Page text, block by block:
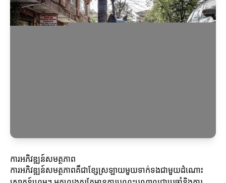
ការអភិវឌ្ឍន៍សមត្ថភាព
ការអភិវឌ្ឍន៍សមត្ថភាពគឺជាខ្សែស្រឡាយមួយទាក់ទងជាមួយដំណោះ